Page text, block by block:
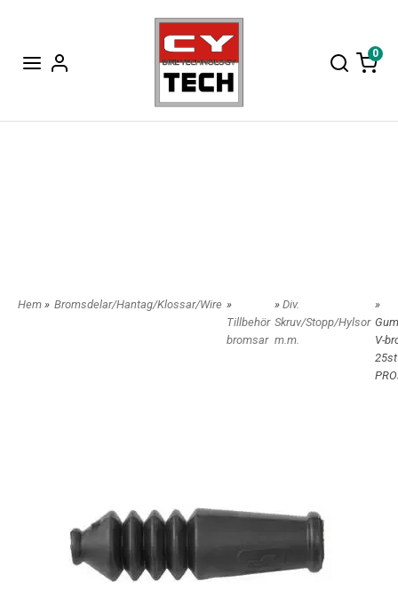
0
Hem » Bromsdelar/Hantag/Klossar/Wire »
Tillbehör
bromsar
» Div.
Skruv/Stopp/Hylsor
m.m.
»
V-
25st